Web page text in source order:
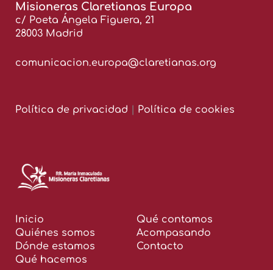
Misioneras Claretianas Europa
c/ Poeta Ángela Figuera, 21
28003 Madrid
comunicacion.europa@claretianas.org
Política de privacidad Política de cookies
Inicio
Quiénes somos
Dónde estamos
Qué hacemos
Qué contamos
Acompasando
Contacto